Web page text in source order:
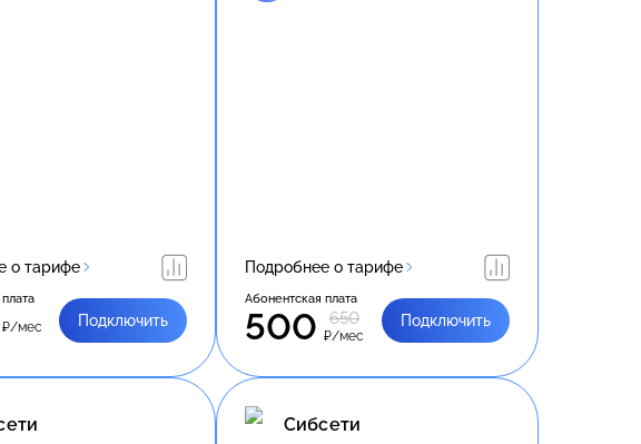
о тарифе
₽/мес Подключить
Подробнее о тарифе
Абонентская плата
500 650
₽/мес
Подключить
Сибсети